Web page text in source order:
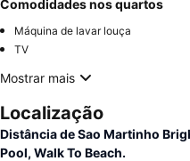
Comodidades nos quartos
Máquina de lavar louça
TV
Mostrar mais
Localização
Distância de Sao Martinho
Pool, Walk To Beach.